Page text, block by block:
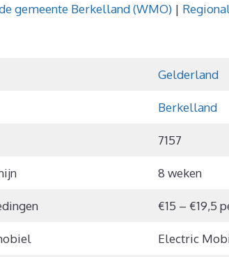
gemeente Berkelland (WMO) |
Gelderland
Berkelland
7157
8 weken
€15 – €19,5
Electric